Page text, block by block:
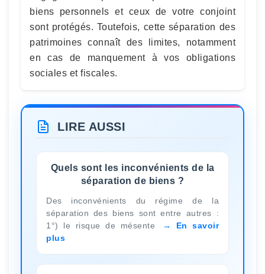
biens personnels et ceux de votre conjoint
sont protégés. Toutefois, cette séparation des
patrimoines connaît des limites, notamment
en cas de manquement à vos obligations
sociales et fiscales.
LIRE AUSSI
Quels sont les inconvénients de la
séparation de biens ?
Des inconvénients du régime de la
séparation des biens sont entre autres :
1°) le risque de mésente
En savoir
plus